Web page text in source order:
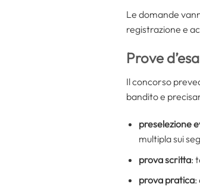
Le domande
registrazione e
Prove
Il concorso
bandito e
preselezione
multipla sui
prova scritta:
prova pratica: